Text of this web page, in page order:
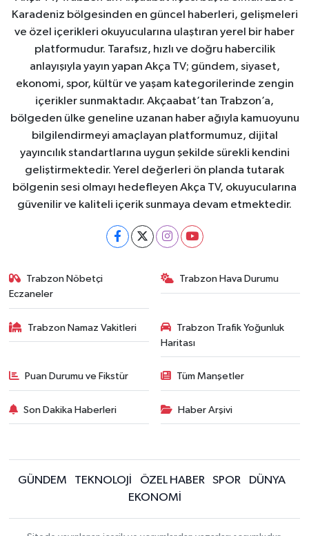
Karadeniz bölgesinden en güncel haberleri, gelişmeleri
ve özel içerikleri okuyucularına ulaştıran yerel bir haber
platformudur. Tarafsız, hızlı ve doğru habercilik
anlayışıyla yayın yapan Akça TV; gündem, siyaset,
ekonomi, spor, kültür ve yaşam kategorilerinde zengin
içerikler sunmaktadır. Akçaabat’tan Trabzon’a,
bölgeden ülke geneline uzanan haber ağıyla kamuoyunu
bilgilendirmeyi amaçlayan platformumuz, dijital
yayıncılık standartlarına uygun şekilde sürekli kendini
geliştirmektedir. Yerel değerleri ön planda tutarak
bölgenin sesi olmayı hedefleyen Akça TV, okuyucularına
güvenilir ve kaliteli içerik sunmaya devam etmektedir.
Trabzon Nöbetçi
Eczaneler
Trabzon Hava Durumu
Trabzon Namaz Vakitleri
Trabzon Trafik Yoğunluk
Haritası
Puan Durumu ve Fikstür Tüm Manşetler
Son Dakika Haberleri Haber Arşivi
GÜNDEM TEKNOLOJİ ÖZEL HABER SPOR
DÜNYA
EKONOMİ